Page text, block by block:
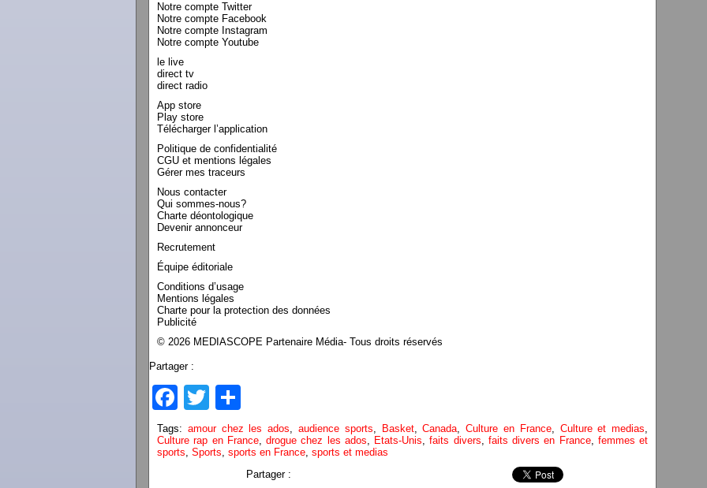
Notre compte Twitter
Notre compte Facebook
Notre compte Instagram
Notre compte Youtube
le live
direct tv
direct radio
App store
Play store
Télécharger l’application
Politique de confidentialité
CGU et mentions légales
Gérer mes traceurs
Nous contacter
Qui sommes-nous?
Charte déontologique
Devenir annonceur
Recrutement
Équipe éditoriale
Conditions d’usage
Mentions légales
Charte pour la protection des données
Publicité
© 2026 MEDIASCOPE Partenaire Média- Tous droits réservés
Partager :
Facebook
Twitter
Tags: amour chez les ados, audience sports, Basket,Canada,Culture en France, Culture et medias,
Culture rap en France, drogue chez les ados, Etats-Unis,faits divers, faits divers en France, femmes et
sports, Sports, sports en France, sports et medias
Partager :